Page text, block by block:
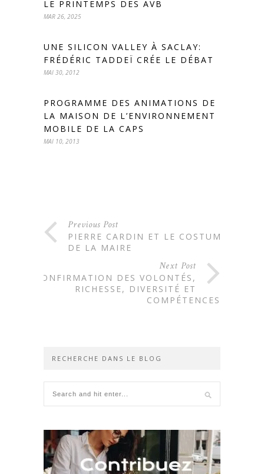
LE PRINTEMPS DES AVB
MAR 26, 2025
UNE SILICON VALLEY À SACLAY:
FRÉDÉRIC TADDEÏ CRÉE LE DÉBAT
MAI 30, 2012
PROGRAMME DES ANIMATIONS DE
LA MAISON DE L’ENVIRONNEMENT
MOBILE DE LA CAPS
MAI 10, 2013
Previous Post
PIERRE CARDIN ET LE COSTUME
DE LA MAIRE
Next Post
CONFIRMATION DES VOLONTÉS,
RICHESSE, DIVERSITÉ ET
COMPÉTENCES
RECHERCHE DANS LE BLOG